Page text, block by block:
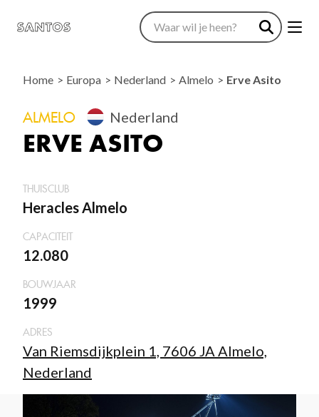
Home Europa Nederland Almelo Erve Asito
ALMELO Nederland
ERVE ASITO
THUISCLUB
Heracles Almelo
CAPACITEIT
12.080
BOUWJAAR
1999
ADRES
Van Riemsdijkplein 1, 7606 JA Almelo,
Nederland